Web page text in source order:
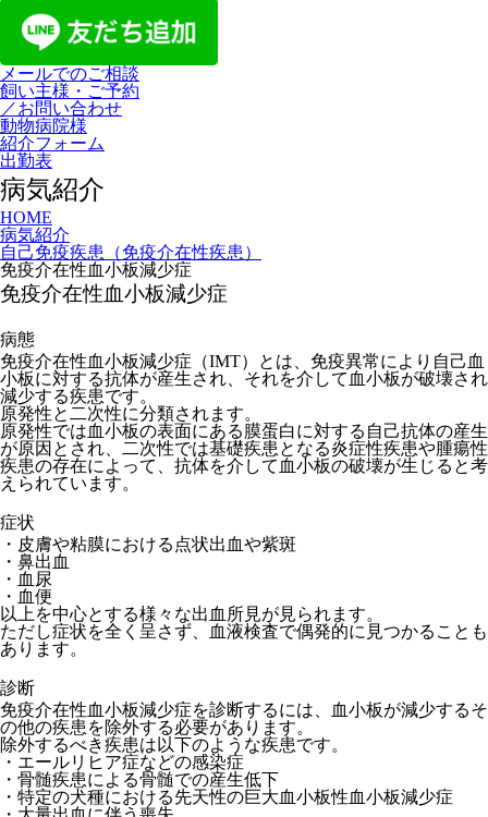
メールでのご相談
飼い主様・ご予約
／お問い合わせ
動物病院様
紹介フォーム
出勤表
病気紹介
HOME
病気紹介
自己免疫疾患（免疫介在性疾患）
免疫介在性血小板減少症
免疫介在性血小板減少症
病態
免疫介在性血小板減少症（IMT）とは、免疫異常により自己血
小板に対する抗体が産生され、それを介して血小板が破壊され
減少する疾患です。
原発性と二次性に分類されます。
原発性では血小板の表面にある膜蛋白に対する自己抗体の産生
が原因とされ、二次性では基礎疾患となる炎症性疾患や腫瘍性
疾患の存在によって、抗体を介して血小板の破壊が生じると考
えられています。
症状
・皮膚や粘膜における点状出血や紫斑
・鼻出血
・血尿
・血便
以上を中心とする様々な出血所見が見られます。
ただし症状を全く呈さず、血液検査で偶発的に見つかることも
あります。
診断
免疫介在性血小板減少症を診断するには、血小板が減少するそ
の他の疾患を除外する必要があります。
除外するべき疾患は以下のような疾患です。
・エールリヒア症などの感染症
・骨髄疾患による骨髄での産生低下
・特定の犬種における先天性の巨大血小板性血小板減少症